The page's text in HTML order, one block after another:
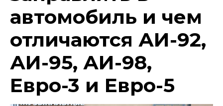
автомобиль и чем
отличаются АИ-92,
АИ-95, АИ-98,
Евро-3 и Евро-5